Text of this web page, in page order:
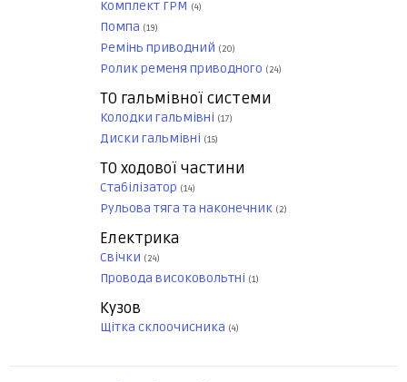
Комплект ГРМ (4)
Помпа (19)
Ремінь приводний (20)
Ролик ременя приводного (24)
ТО гальмівної системи
Колодки гальмівні (17)
Диски гальмівні (15)
ТО ходової частини
Стабілізатор (14)
Рульова тяга та наконечник (2)
Електрика
Свічки (24)
Провода високовольтні (1)
Кузов
Щітка склоочисника (4)